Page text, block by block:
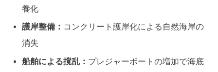
養化
護岸整備： コンクリート護岸化による自然海岸の
消失
船舶による撹乱： プレジャーボートの増加で海底